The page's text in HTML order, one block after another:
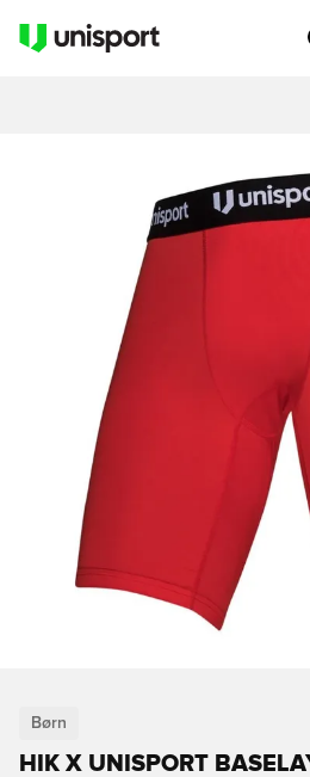
Børn
HIK X UNISPORT